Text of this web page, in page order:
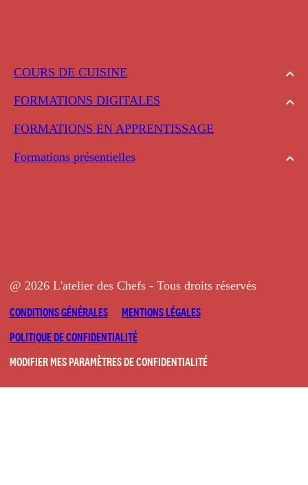
COURS DE CUISINE
FORMATIONS DIGITALES
FORMATIONS EN APPRENTISSAGE
Formations présentielles
@ 2026 L'atelier des Chefs - Tous droits réservés
CONDITIONS GÉNÉRALES
MENTIONS LÉGALES
POLITIQUE DE CONFIDENTIALITÉ
MODIFIER MES PARAMÈTRES DE CONFIDENTIALITÉ